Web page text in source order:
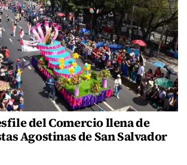
del Comercio llena de
Agostinas de San Salvador